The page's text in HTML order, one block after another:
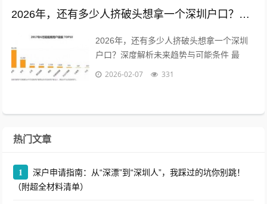
2026年，还有多少人挤破头想拿一个深圳户口？深度解析未来趋势与可能条件
2026年，还有多少人挤破头想拿一个深圳
户口？深度解析未来趋势与可能条件 最
近，后台总有粉丝私信我，问得最多的一个
2026-02-07 331
热门文章
1
深户申请指南：从“深漂”到“深圳人”，我踩过的坑你别跳！
（附超全材料清单）